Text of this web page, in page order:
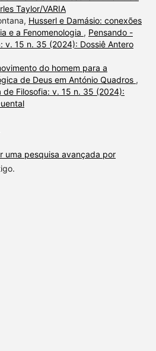
Taylor/VARIA
Husserl e Damásio: conexões
e a Fenomenologia , Pensando -
v. 15 n. 35 (2024): Dossiê Antero
do homem para a
de Deus em António Quadros ,
de Filosofia: v. 15 n. 35 (2024):
uma pesquisa avançada por